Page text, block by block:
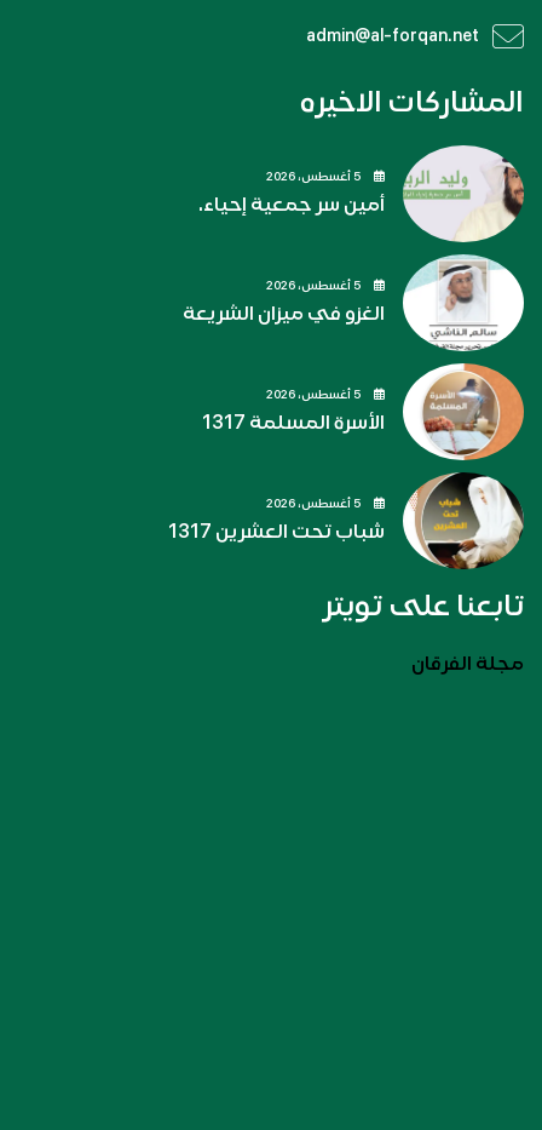
admin@al-forqan.net
المشاركات الاخيره
أمين سر جمعية إحياء.
الغزو في ميزان الشريعة
الأسرة المسلمة 1317
شباب تحت العشرين 1317
تابعنا على تويتر
مجلة الفرقان